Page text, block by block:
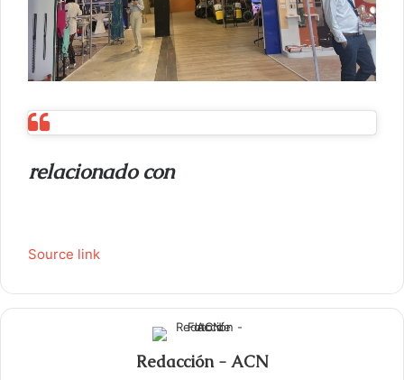
relacionado con
Source link
Redacción - ACN